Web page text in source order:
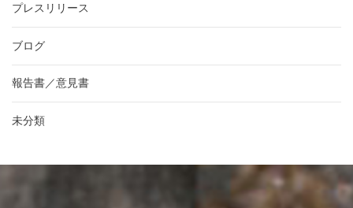
プレスリリース
ブログ
報告書／意見書
未分類